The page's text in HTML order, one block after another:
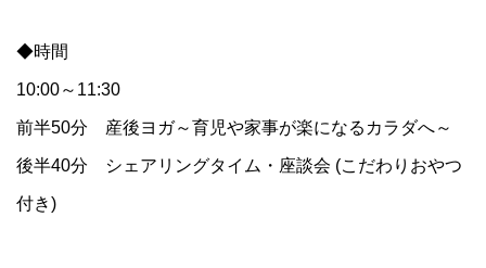
◆時間
10:00～11:30
前半50分 産後ヨガ～育児や家事が楽になるカラダへ～
後半40分 シェアリングタイム・座談会 (こだわりおやつ
付き)